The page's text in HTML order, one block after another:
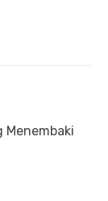
Menembaki